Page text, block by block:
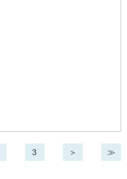
3 ＞ ≫